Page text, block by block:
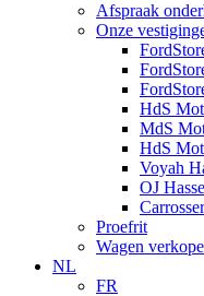
Afspraak
Onze
HdS
MdS
HdS
Voyah
OJ
Proefrit
Wagen
NL
FR